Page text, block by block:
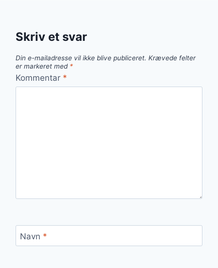
Skriv et svar
Din e-mailadresse vil ikke blive publiceret. Krævede felter
er markeret med *
Kommentar *
Navn *